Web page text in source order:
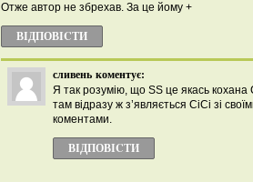
Отже автор не збрехав. За це йому +
ВІДПОВІCТИ
сливень коментує:
Я так розумію, що SS це якась
там відразу ж з’являється СіСі зі
коментами.
ВІДПОВІCТИ